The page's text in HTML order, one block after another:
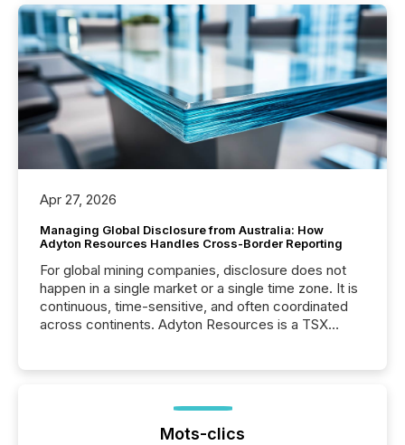
Apr 27, 2026
Managing Global Disclosure from Australia: How
Adyton Resources Handles Cross-Border Reporting
For global mining companies, disclosure does not
happen in a single market or a single time zone. It is
continuous, time-sensitive, and often coordinated
across continents. Adyton Resources is a TSX
precise timing and coordination across time zones.
“The ability to file 24/7 with immediate...
Mots-clics